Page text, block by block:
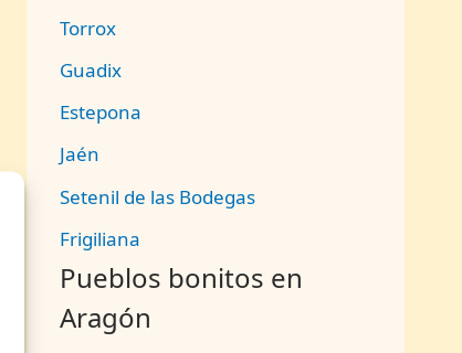
Torrox
Guadix
Estepona
Jaén
Setenil de las Bodegas
Frigiliana
Pueblos bonitos en
Aragón